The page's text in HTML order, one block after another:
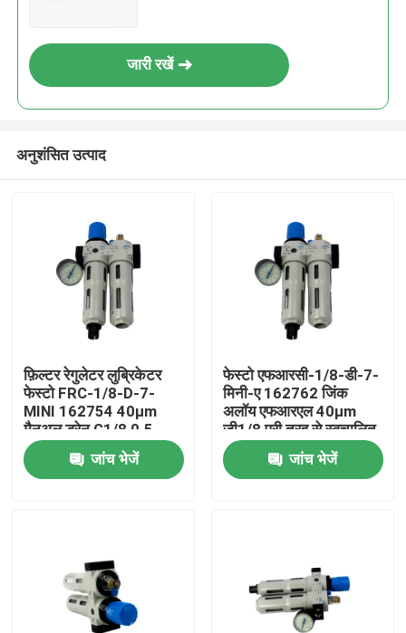
जारी रखें
अनुशंसित उत्पाद
फ़िल्टर रेगुलेटर लुब्रिकेटर
फेस्टो FRC-1/8-D-7-
MINI 162754 40µm
मैनुअल ड्रेन G1/8 0.5-
7bar 800L/min गेज के
साथ डाई कास्ट जिंक
जांच भेजें
फेस्टो एफआरसी-1/8-डी-7-
मिनी-ए 162762 जिंक
अलॉय एफआरएल 40µm
जी1/8 पूरी तरह से स्वचालित
ड्रेन 0.5-7बार प्रेशर गेज के
साथ
जांच भेजें